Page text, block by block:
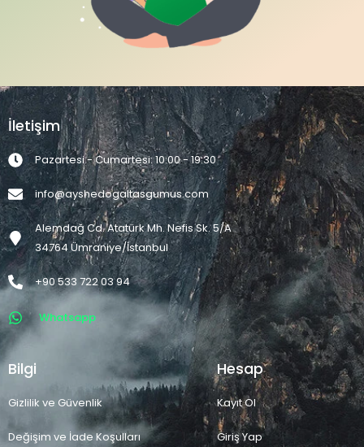
İletişim
Pazartesi - Cumartesi: 10:00 - 19:30
info@ayshedogaltasgumus.com
Alemdağ Cd. Atatürk Mh. Nefis Sk. 5/A
34764 Ümraniye/İstanbul
+90 533 722 03 94
Whatsapp
Bilgi
Gizlilik ve Güvenlik
Değişim ve İade Koşulları
Hesap
Kayıt Ol
Giriş Yap